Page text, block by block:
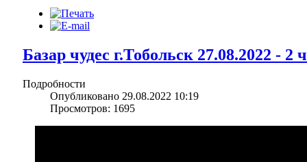
Базар чудес г.Тобольск 27.08.2022 - 2
Подробности
Опубликовано 29.08.2022 10:19
Просмотров: 1695